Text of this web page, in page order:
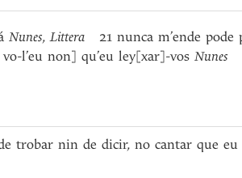
Nunes,Littera 21 nunca m’ende
l’eu non] qu’eu ley[xar]-vos Nunes
trobar nin de dicir, no cantar que